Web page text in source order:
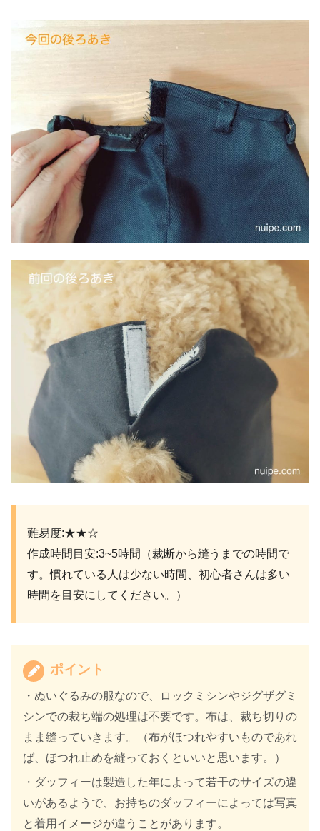
難易度:★★☆
作成時間目安:3~5時間（裁断から縫うまでの時間で
す。慣れている人は少ない時間、初心者さんは多い
時間を目安にしてください。）
ポイント
・ぬいぐるみの服なので、ロックミシンやジグザグミ
シンでの裁ち端の処理は不要です。布は、裁ち切りの
まま縫っていきます。（布がほつれやすいものであれ
ば、ほつれ止めを縫っておくといいと思います。）
・ダッフィーは製造した年によって若干のサイズの違
いがあるようで、お持ちのダッフィーによっては写真
と着用イメージが違うことがあります。